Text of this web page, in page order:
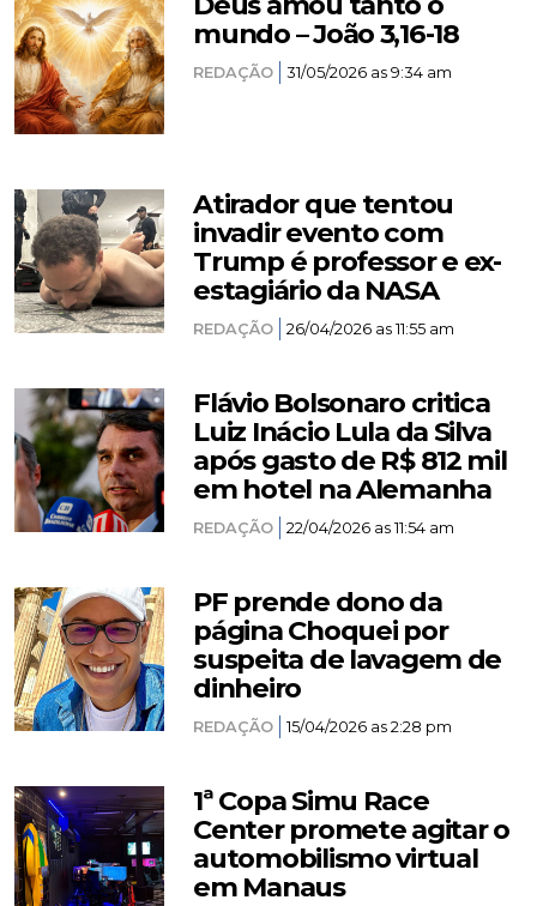
mundo – João 3,16-18
REDAÇÃO 31/05/2026 as 9:34 am
Atirador que tentou
invadir evento com
Trump é professor e ex-
estagiário da NASA
REDAÇÃO 26/04/2026 as 11:55 am
Flávio Bolsonaro critica
Luiz Inácio Lula da Silva
após gasto de R$ 812 mil
em hotel na Alemanha
REDAÇÃO 22/04/2026 as 11:54 am
PF prende dono da
página Choquei por
suspeita de lavagem de
dinheiro
REDAÇÃO 15/04/2026 as 2:28 pm
1ª Copa Simu Race
Center promete agitar o
automobilismo virtual
em Manaus